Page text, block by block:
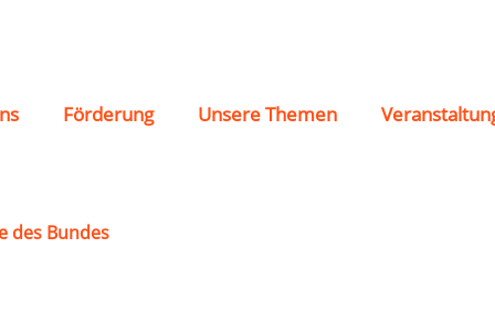
Förderung Unsere Themen
des Bundes